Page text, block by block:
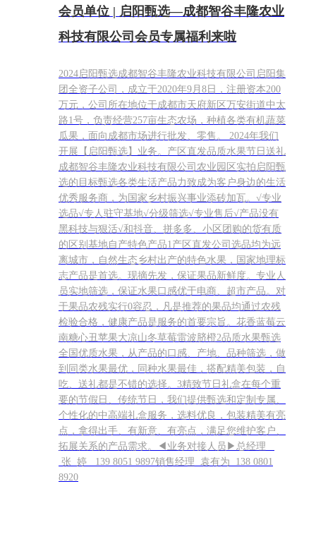
会员单位 | 启阳甄选—成都智谷丰隆农业
科技有限公司会员专属福利来啦
​2024启阳甄选成都智谷丰隆农业科技有限公司启阳集
团全资子公司，成立于2020年9月8日，注册资本200
万元，公司所在地位于成都市天府新区万安街道中太
路1号，负责经营257亩生态农场，种植各类有机蔬菜
瓜果，面向成都市场进行批发、零售。 2024年我们
开展【启阳甄选】业务。产区直发品质水果节日送礼
成都智谷丰隆农业科技有限公司农业园区实拍启阳甄
选的目标甄选各类生活产品力致成为客户身边的生活
优秀服务商，为国家乡村振兴事业添砖加瓦。√专业
选品√专人驻守基地√分级筛选√专业售后√产品没有
黑科技与狠活√和抖音、拼多多、小区团购的货有质
的区别基地自产特色产品1产区直发公司选品均为远
离城市，自然生态乡村出产的特色水果，国家地理标
志产品是首选。现摘先发，保证果品新鲜度。专业人
员实地筛选，保证水果口感优于电商、超市产品。对
于果品农残实行0容忍，凡是推荐的果品均通过农残
检验合格，健康产品是服务的首要宗旨。花香蓝莓云
南糖心丑苹果大凉山冬草莓雷波脐橙2品质水果甄选
全国优质水果，从产品的口感、产地、品种筛选，做
到同类水果最优，同种水果最佳，搭配精美包装，自
吃、送礼都是不错的选择。3精致节日礼盒在每个重
要的节假日、传统节日，我们提供甄选和定制专属、
个性化的中高端礼盒服务，选料优良，包装精美有亮
点，拿得出手、有新意、有亮点，满足您维护客户、
拓展关系的产品需求。​◀业务对接人员▶总经理
张 婷 139 8051 9897销售经理 袁有为 138 0801
8920